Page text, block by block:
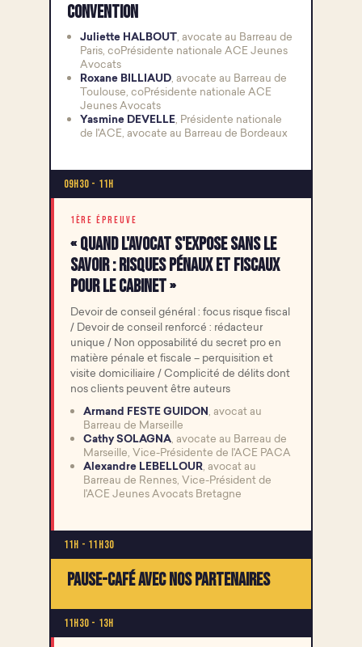
convention
Juliette HALBOUT, avocate au Barreau de
Paris, coPrésidente nationale ACE Jeunes
Avocats
Roxane BILLIAUD, avocate au Barreau de
Toulouse, coPrésidente nationale ACE
Jeunes Avocats
Yasmine DEVELLE, Présidente nationale
de l'ACE, avocate au Barreau de Bordeaux
09h30 - 11h
1ÈRE ÉPREUVE
« Quand l'avocat s'expose sans le
savoir : risques pénaux et fiscaux
pour le cabinet »
Devoir de conseil général : focus risque fiscal
/ Devoir de conseil renforcé : rédacteur
unique / Non opposabilité du secret pro en
matière pénale et fiscale – perquisition et
visite domiciliaire / Complicité de délits dont
nos clients peuvent être auteurs
Armand FESTE GUIDON , avocat au
Barreau de Marseille
Cathy SOLAGNA, avocate au Barreau de
Marseille, Vice-Présidente de l'ACE PACA
Alexandre LEBELLOUR, avocat au
Barreau de Rennes, Vice-Président de
l'ACE Jeunes Avocats Bretagne
11h - 11h30
Pause-café avec nos partenaires
11h30 - 13h